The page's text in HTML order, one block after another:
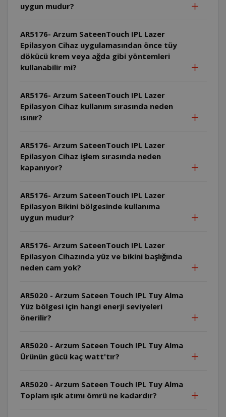
uygun mudur?
AR5176- Arzum SateenTouch IPL Lazer
Epilasyon Cihaz uygulamasından önce tüy
dökücü krem veya ağda gibi yöntemleri
kullanabilir mi?
AR5176- Arzum SateenTouch IPL Lazer
Epilasyon Cihaz kullanım sırasında neden
ısınır?
AR5176- Arzum SateenTouch IPL Lazer
Epilasyon Cihaz işlem sırasında neden
kapanıyor?
AR5176- Arzum SateenTouch IPL Lazer
Epilasyon Bikini bölgesinde kullanıma
uygun mudur?
AR5176- Arzum SateenTouch IPL Lazer
Epilasyon Cihazında yüz ve bikini başlığında
neden cam yok?
AR5020 - Arzum Sateen Touch IPL Tuy Alma
Yüz bölgesi için hangi enerji seviyeleri
önerilir?
AR5020 - Arzum Sateen Touch IPL Tuy Alma
Ürünün gücü kaç watt'tır?
AR5020 - Arzum Sateen Touch IPL Tuy Alma
Toplam ışık atımı ömrü ne kadardır?